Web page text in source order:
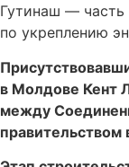
Гутинаш —
по укреплению
в Молдове Кент
между
правительством